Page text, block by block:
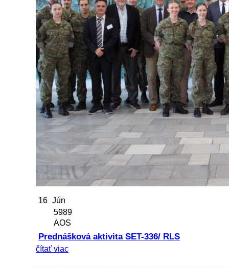
16 Jún
5989
AOS
Prednášková aktivita SET-336/ RLS
čítať viac